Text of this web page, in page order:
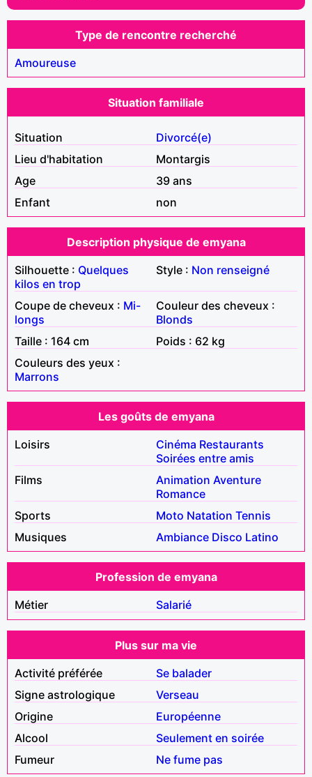
Type de rencontre recherché
Amoureuse
Situation familiale
Situation
Divorcé(e)
Lieu d'habitation
Montargis
Age
39 ans
Enfant
non
Description physique de emyana
Silhouette : Quelques
kilos en trop
Style : Non renseigné
Coupe de cheveux : Mi-
longs
Couleur des cheveux :
Blonds
Taille : 164 cm
Poids : 62 kg
Couleurs des yeux :
Marrons
Les goûts de emyana
Loisirs
Cinéma Restaurants
Soirées entre amis
Films
Animation Aventure
Romance
Sports
Moto Natation Tennis
Musiques
Ambiance Disco Latino
Profession de emyana
Métier
Salarié
Plus sur ma vie
Activité préférée
Se balader
Signe astrologique
Verseau
Origine
Européenne
Alcool
Seulement en soirée
Fumeur
Ne fume pas